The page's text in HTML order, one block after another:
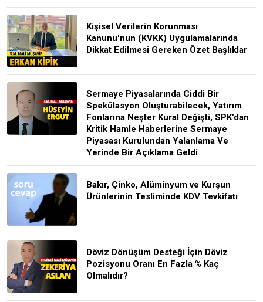
Kişisel Verilerin Korunması
Kanunu'nun (KVKK) Uygulamalarında
Dikkat Edilmesi Gereken Özet Başlıklar
Sermaye Piyasalarında Ciddi Bir
Spekülasyon Oluşturabilecek, Yatırım
Fonlarına Neşter Kural Değişti, SPK’dan
Kritik Hamle Haberlerine Sermaye
Piyasası Kurulundan Yalanlama Ve
Yerinde Bir Açıklama Geldi
Bakır, Çinko, Alüminyum ve Kurşun
Ürünlerinin Tesliminde KDV Tevkifatı
Döviz Dönüşüm Desteği İçin Döviz
Pozisyonu Oranı En Fazla % Kaç
Olmalıdır?